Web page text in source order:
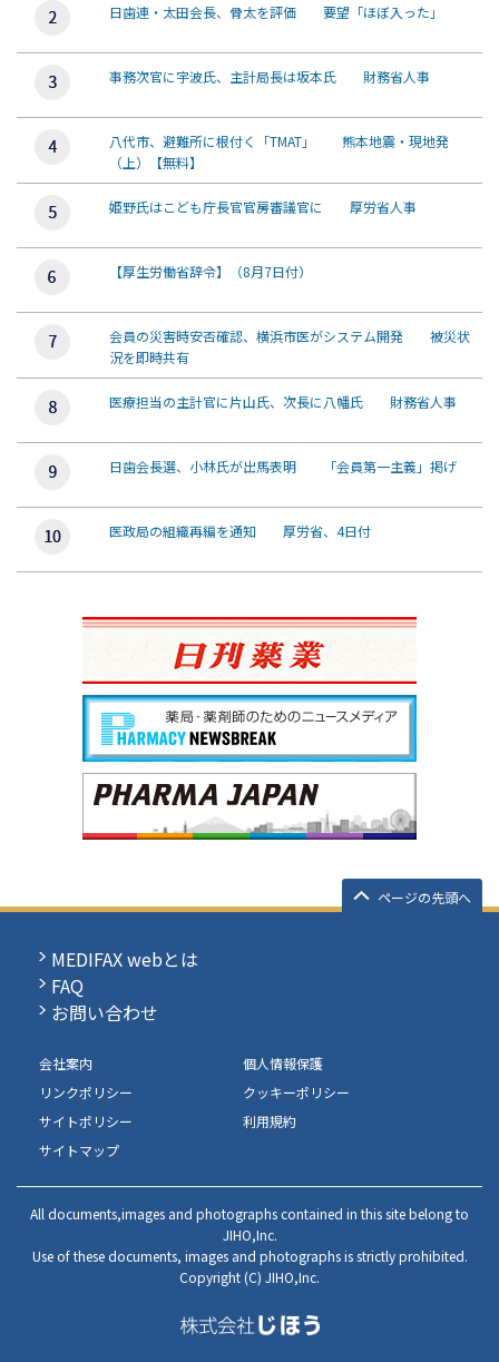
日歯連・太田会長、骨太を評価 要望「ほぼ入った」
事務次官に宇波氏、主計局長は坂本氏 財務省人事
八代市、避難所に根付く「TMAT」 熊本地震・現地発
（上）【無料】
姫野氏はこども庁長官官房審議官に 厚労省人事
【厚生労働省辞令】（8月7日付）
会員の災害時安否確認、横浜市医がシステム開発 被災状
況を即時共有
医療担当の主計官に片山氏、次長に八幡氏 財務省人事
日歯会長選、小林氏が出馬表明 「会員第一主義」掲げ
医政局の組織再編を通知 厚労省、4日付
ページの先頭へ
MEDIFAX webとは
FAQ
お問い合わせ
会社案内
個人情報保護
リンクポリシー
クッキーポリシー
サイトポリシー
利用規約
サイトマップ
All documents,images and photographs contained in this site belong to
JIHO,Inc.
Use of these documents, images and photographs is strictly prohibited.
Copyright (C) JIHO,Inc.